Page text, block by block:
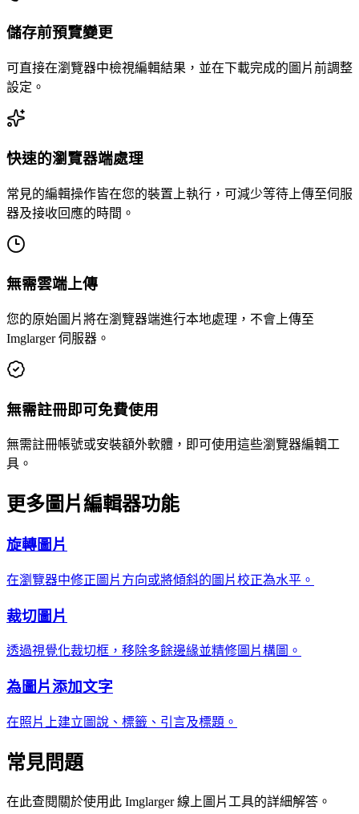
儲存前預覽變更
可直接在瀏覽器中檢視編輯結果，並在下載完成的圖片前調整
設定。
快速的瀏覽器端處理
常見的編輯操作皆在您的裝置上執行，可減少等待上傳至伺服
器及接收回應的時間。
無需雲端上傳
您的原始圖片將在瀏覽器端進行本地處理，不會上傳至
Imglarger 伺服器。
無需註冊即可免費使用
無需註冊帳號或安裝額外軟體，即可使用這些瀏覽器編輯工
具。
更多圖片編輯器功能
旋轉圖片
在瀏覽器中修正圖片方向或將傾斜的圖片校正為水平。
裁切圖片
透過視覺化裁切框，移除多餘邊緣並精修圖片構圖。
為圖片添加文字
在照片上建立圖說、標籤、引言及標題。
常見問題
在此查閱關於使用此 Imglarger 線上圖片工具的詳細解答。